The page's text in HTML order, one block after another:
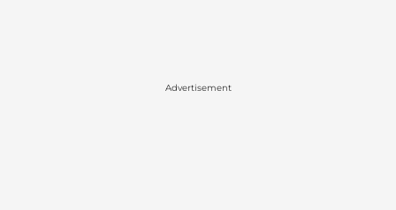
Advertisement